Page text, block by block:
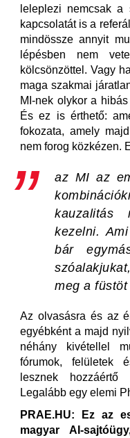
leleplezi nemcsak a
kapcsolatát is a
mindössze annyit
lépésben nem
kölcsönzöttel. Vagy
maga szakmai
MI-nek olykor a
És ez is érthető:
fokozata, amely
nem forog közkézen.
az MI az
kezelni.
bár
meg a
Az olvasásra és az
egyébként a majd
néhány kivétellel
fórumok, felületek
lesznek hozzáértő
Legalább egy elemi
PRAE.HU: Ez az
magyar AI-